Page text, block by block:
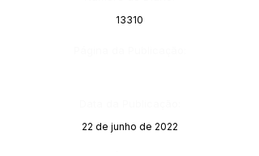
13310
22 de junho de 2022